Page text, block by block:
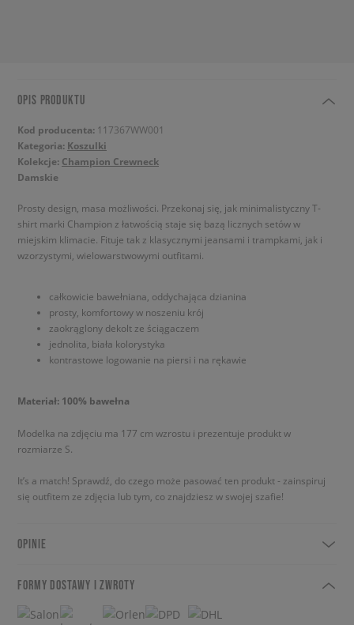
OPIS PRODUKTU
Kod producenta: 117367WW001
Kategoria: Koszulki
Kolekcje: Champion Crewneck
Damskie
Prosty design, masa możliwości. Przekonaj się, jak minimalistyczny T-
shirt marki Champion z łatwością staje się bazą licznych setów w
miejskim klimacie. Fituje tak z klasycznymi jeansami i trampkami, jak i
wzorzystymi, wielowarstwowymi outfitami.
całkowicie bawełniana, oddychająca dzianina
prosty, komfortowy w noszeniu krój
zaokrąglony dekolt ze ściągaczem
jednolita, biała kolorystyka
kontrastowe logowanie na piersi i na rękawie
Materiał: 100% bawełna
Modelka na zdjęciu ma 177 cm wzrostu i prezentuje produkt w
rozmiarze S.
It’s a match! Sprawdź, do czego może pasować ten produkt - zainspiruj
się outfitem ze zdjęcia lub tym, co znajdziesz w swojej szafie!
OPINIE
FORMY DOSTAWY I ZWROTY